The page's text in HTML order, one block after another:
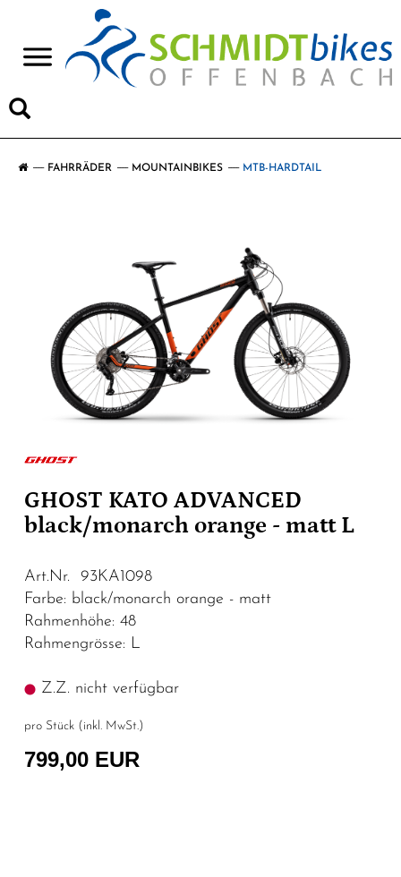
FAHRRÄDER MOUNTAINBIKES MTB-HARDTAIL
GHOST KATO ADVANCED
black/monarch orange - matt L
Art.Nr. 93KA1098
Farbe: black/monarch orange - matt
Rahmenhöhe: 48
Rahmengrösse: L
Z.Z. nicht verfügbar
pro Stück (inkl. MwSt.)
799,00 EUR